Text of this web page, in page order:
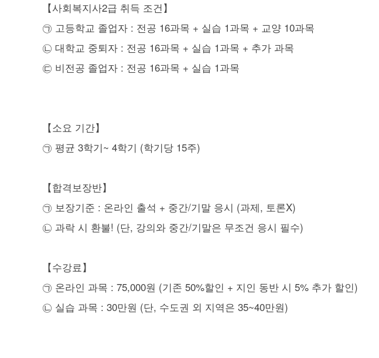
【사회복지사2급 취득 조건】
㉠ 고등학교 졸업자 : 전공 16과목 + 실습 1과목 + 교양 10과목
㉡ 대학교 중퇴자 : 전공 16과목 + 실습 1과목 + 추가 과목
㉢ 비전공 졸업자 : 전공 16과목 + 실습 1과목
【소요 기간】
㉠ 평균 3학기~ 4학기 (학기당 15주)
【합격보장반】
㉠ 보장기준 : 온라인 출석 + 중간/기말 응시 (과제, 토론X)
㉡ 과락 시 환불! (단, 강의와 중간/기말은 무조건 응시 필수)
【수강료】
㉠ 온라인 과목 : 75,000원 (기존 50%할인 + 지인 동반 시 5% 추가 할인)
㉡ 실습 과목 : 30만원 (단, 수도권 외 지역은 35~40만원)